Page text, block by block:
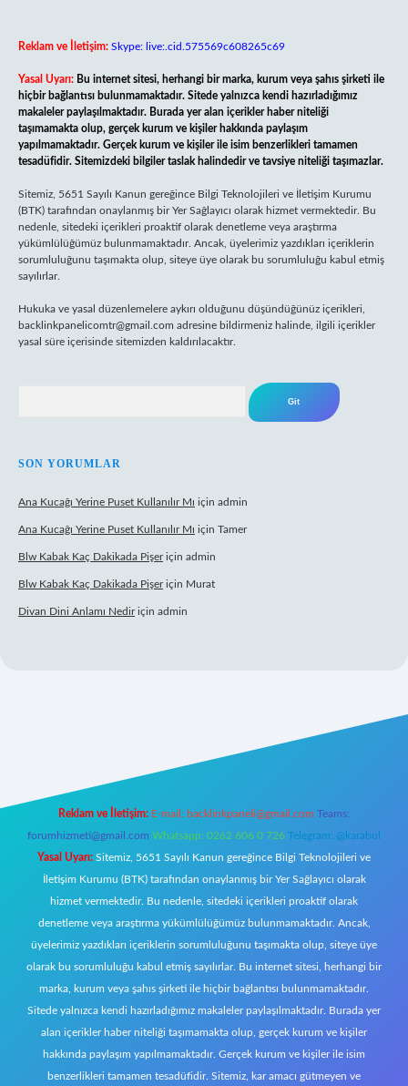
Reklam ve İletişim: Skype: live:.cid.575569c608265c69
Yasal Uyarı: Bu internet sitesi, herhangi bir marka, kurum veya şahıs şirketi ile
hiçbir bağlantısı bulunmamaktadır. Sitede yalnızca kendi hazırladığımız
makaleler paylaşılmaktadır. Burada yer alan içerikler haber niteliği
taşımamakta olup, gerçek kurum ve kişiler hakkında paylaşım
yapılmamaktadır. Gerçek kurum ve kişiler ile isim benzerlikleri tamamen
tesadüfidir. Sitemizdeki bilgiler taslak halindedir ve tavsiye niteliği taşımazlar.
Sitemiz, 5651 Sayılı Kanun gereğince Bilgi Teknolojileri ve İletişim Kurumu
(BTK) tarafından onaylanmış bir Yer Sağlayıcı olarak hizmet vermektedir. Bu
nedenle, sitedeki içerikleri proaktif olarak denetleme veya araştırma
yükümlülüğümüz bulunmamaktadır. Ancak, üyelerimiz yazdıkları içeriklerin
sorumluluğunu taşımakta olup, siteye üye olarak bu sorumluluğu kabul etmiş
sayılırlar.
Hukuka ve yasal düzenlemelere aykırı olduğunu düşündüğünüz içerikleri,
backlinkpanelicomtr@gmail.com adresine bildirmeniz halinde, ilgili içerikler
yasal süre içerisinde sitemizden kaldırılacaktır.
SON YORUMLAR
Ana Kucağı Yerine Puset Kullanılır Mı için admin
Ana Kucağı Yerine Puset Kullanılır Mı için Tamer
Blw Kabak Kaç Dakikada Pişeriçin admin
Blw Kabak Kaç Dakikada Pişeriçin Murat
Divan Dini Anlamı Nediriçin admin
Reklam ve İletişim: E-mail: backlinkpaneli@gmail.com Teams:
forumhizmeti@gmail.com Whatsapp: 0262 606 0 726 Telegram: @karabul
Yasal Uyarı: Sitemiz, 5651 Sayılı Kanun gereğince Bilgi Teknolojileri ve
İletişim Kurumu (BTK) tarafından onaylanmış bir Yer Sağlayıcı olarak
hizmet vermektedir. Bu nedenle, sitedeki içerikleri proaktif olarak
denetleme veya araştırma yükümlülüğümüz bulunmamaktadır. Ancak,
üyelerimiz yazdıkları içeriklerin sorumluluğunu taşımakta olup, siteye üye
olarak bu sorumluluğu kabul etmiş sayılırlar. Bu internet sitesi, herhangi bir
marka, kurum veya şahıs şirketi ile hiçbir bağlantısı bulunmamaktadır.
Sitede yalnızca kendi hazırladığımız makaleler paylaşılmaktadır. Burada yer
alan içerikler haber niteliği taşımamakta olup, gerçek kurum ve kişiler
hakkında paylaşım yapılmamaktadır. Gerçek kurum ve kişiler ile isim
benzerlikleri tamamen tesadüfidir. Sitemiz, kar amacı gütmeyen ve